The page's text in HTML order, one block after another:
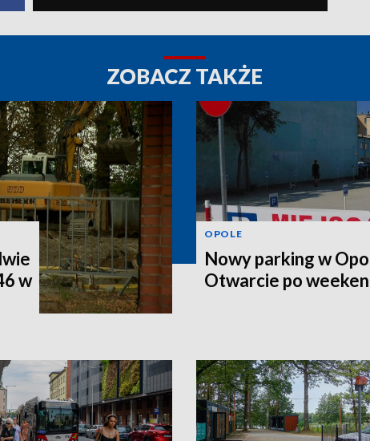
ZOBACZ TAKŻE
w
OPOLE
Nowy parking w
Otwarcie po